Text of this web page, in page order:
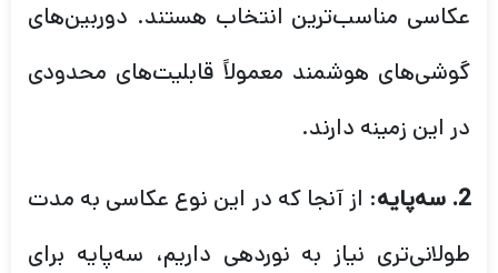
عکاسی مناسب‌ترین انتخاب هستند. دوربین‌های
گوشی‌های هوشمند معمولاً قابلیت‌های محدودی
در این زمینه دارند.
2. سه‌پایه
: از آنجا که در این نوع عکاسی به مدت
طولانی‌تری نیاز به نوردهی داریم، سه‌پایه برای